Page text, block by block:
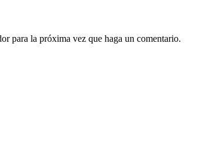
para la próxima vez que haga un comentario.